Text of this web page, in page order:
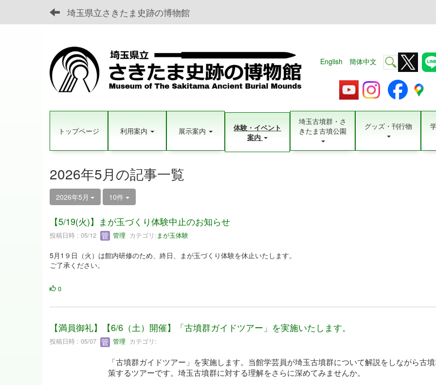
埼玉県立さきたま史跡の博物館
English 簡体中文
トップページ 利用案内 展示案内
体験・イベント
案内
埼玉古墳群・さ
きたま古墳公園
グッズ・刊行物
2026年5月の記事一覧
2026年5月 10件
【5/19(火)】まが玉づくり体験中止のお知らせ
投稿日時 : 05/12 管理 カテゴリ: まが玉体験
5月1９日（火）は館内研修のため、終日、まが玉づくり体験を休止いたします。
ご了承ください。
0
【満員御礼】【6/6（土）開催】「古墳群ガイドツアー」を実施いたします。
投稿日時 : 05/07 管理 カテゴリ:
「古墳群ガイドツアー」を実施します。当館学芸員が埼玉古墳群について解説をしながら古
策するツアーです。埼玉古墳群に対する理解をさらに深めてみませんか。